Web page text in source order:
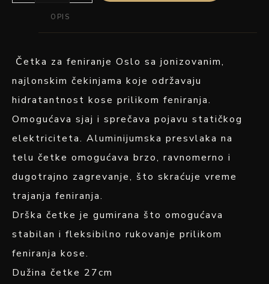
OPIS
Četka za feniranje Oslo sa jonizovanim,
najlonskim čekinjama koje održavaju
hidratantnost kose prilikom feniranja.
Omogućava sjaj i sprečava pojavu statičkog
elektriciteta. Aluminijumska presvlaka na
telu četke omogućava brzo, ravnomerno i
dugotrajno zagrevanje, što skraćuje vreme
trajanja feniranja.
Drška četke je gumirana što omogućava
stabilan i fleksibilno rukovanje prilikom
feniranja kose.
Dužina četke 27cm